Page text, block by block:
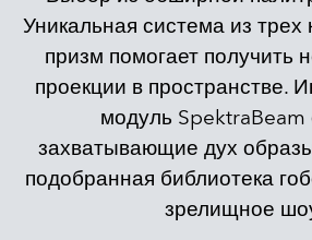
Уникальная система из
призм помогает получить
проекции в пространстве.
модуль SpektraBeam
захватывающие дух
подобранная библиотека
зрелищное